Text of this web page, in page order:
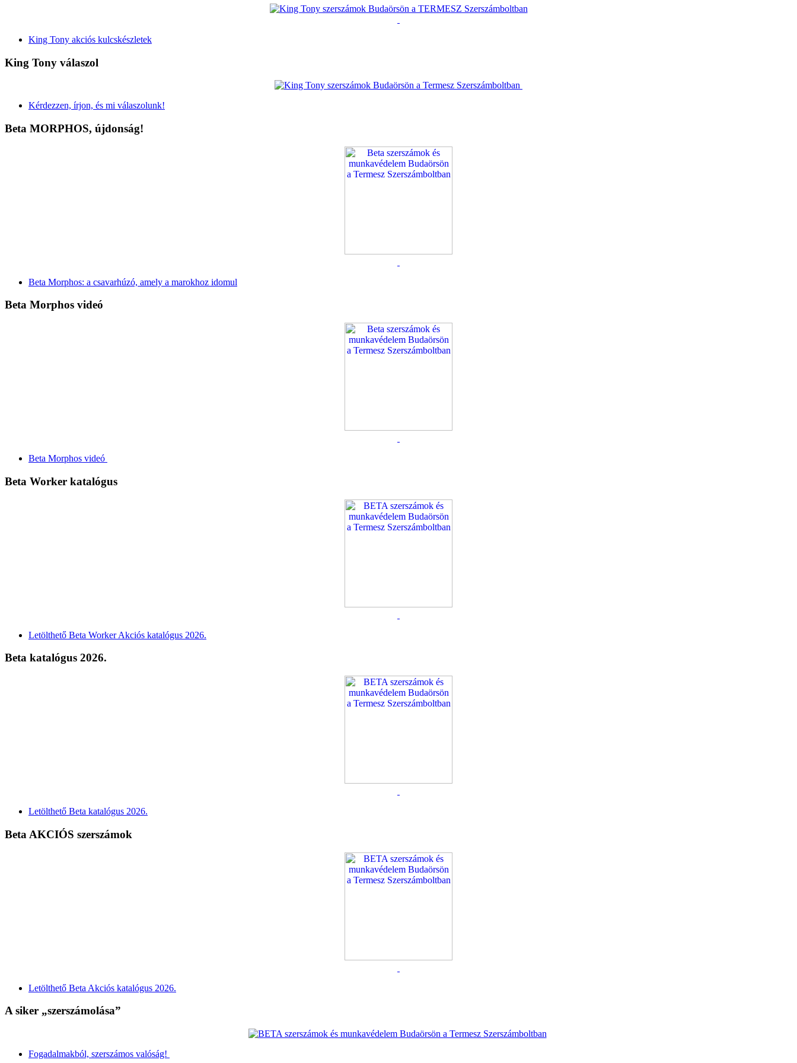
King Tony akciós kulcskészletek
King Tony válaszol
Kérdezzen, írjon, és mi válaszolunk!
Beta MORPHOS, újdonság!
Beta Morphos: a csavarhúzó, amely a marokhoz idomul
Beta Morphos videó
Beta Morphos videó
Beta Worker katalógus
Letölthető Beta Worker Akciós katalógus 2026.
Beta katalógus 2026.
Letölthető Beta katalógus 2026.
Beta AKCIÓS szerszámok
Letölthető Beta Akciós katalógus 2026.
A siker „szerszámolása”
Fogadalmakból, szerszámos valóság!